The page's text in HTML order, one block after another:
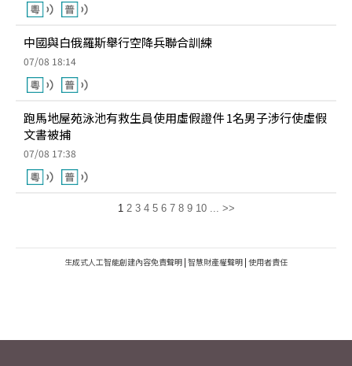
中國與白俄羅斯舉行空降兵聯合訓練
07/08 18:14
跑馬地屋苑泳池有救生員使用虛假證件 1名男子涉行使虛假
文書被捕
07/08 17:38
1 2 3 4 5 6 7 8 9 10 ... >>
生成式人工智能創建內容免責聲明 | 智慧財產權聲明 | 使用者責任